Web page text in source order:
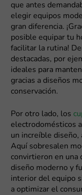
que antes
elegir equipos
gran diferencia.
posible equipar tu
facilitar la rutina!
destacadas, por
ideales para
gracias a diseños
conservación.
Por otro lado, los
electrodomésticos
un increíble
Aquí sobresalen
convirtieron en una
diseño moderno y
interior del equipo
a optimizar el